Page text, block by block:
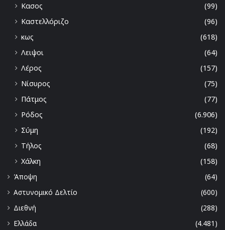
Κασος
(99)
Καστελλόριζο
(96)
κως
(618)
Λειψοι
(64)
Λέρος
(157)
Νίσυρος
(75)
Πάτμος
(77)
Ρόδος
(6.906)
Σύμη
(192)
Τήλος
(68)
Χάλκη
(158)
Άποψη
(64)
Αστυνομικό Δελτίο
(600)
Διεθνή
(288)
Ελλάδα
(4.481)